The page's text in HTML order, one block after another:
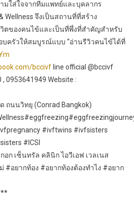
มใส่ใจจากทีมแพทย์และบุคลากร
Wellness จึงเป็นสถานที่ที่สร้าง
ตของคนไข้และเป็นที่พึ่งที่สำคัญสำหรับ
บครัวให้สมบูรณ์แบบ “อ่านรีวิวคนไข้ได้ที่
bccivf line official @bccivf
0953641949 Website :
ถนนวิทยุ (Conrad Bangkok)
#ivftwins #ivfsisters
#ICSI
อก เซ็นทรัล คลินิก ไอวีเอฟ เวลเนส
#อยากท้อง #อยากท้องต้องทำไง #อยาก